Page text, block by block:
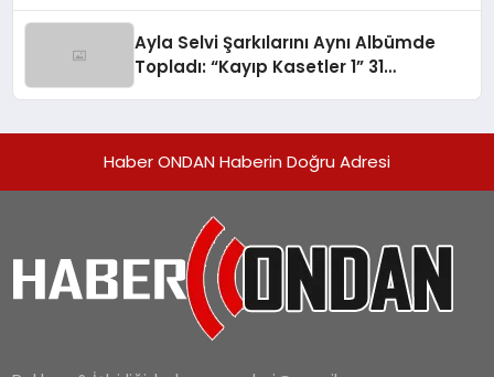
Ayla Selvi Şarkılarını Aynı Albümde
Topladı: “Kayıp Kasetler 1” 31
Haber ONDAN Haberin Doğru Adresi